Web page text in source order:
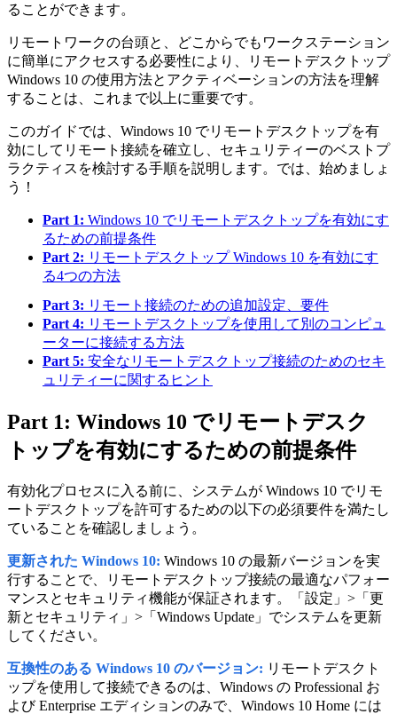
ることができます。
リモートワークの台頭と、どこからでもワークステーション
に簡単にアクセスする必要性により、リモートデスクトップ
Windows 10 の使用方法とアクティベーションの方法を理解
することは、これまで以上に重要です。
このガイドでは、Windows 10 でリモートデスクトップを有
効にしてリモート接続を確立し、セキュリティーのベストプ
ラクティスを検討する手順を説明します。では、始めましょ
う！
Part 1: Windows 10 でリモートデスクトップを有効にす
るための前提条件
Part 2: リモートデスクトップ Windows 10 を有効にす
る4つの方法
Part 3: リモート接続のための追加設定、要件
Part 4: リモートデスクトップを使用して別のコンピュ
ーターに接続する方法
Part 5: 安全なリモートデスクトップ接続のためのセキ
ュリティーに関するヒント
Part 1: Windows 10 でリモートデスク
トップを有効にするための前提条件
有効化プロセスに入る前に、システムが Windows 10 でリモ
ートデスクトップを許可するための以下の必須要件を満たし
ていることを確認しましょう。
更新された Windows 10: Windows 10 の最新バージョンを実
行することで、リモートデスクトップ接続の最適なパフォー
マンスとセキュリティ機能が保証されます。「設定」>「更
新とセキュリティ」>「Windows Update」でシステムを更新
してください。
互換性のある Windows 10 のバージョン: リモートデスクト
ップを使用して接続できるのは、Windows の Professional お
よび Enterprise エディションのみで、Windows 10 Home には